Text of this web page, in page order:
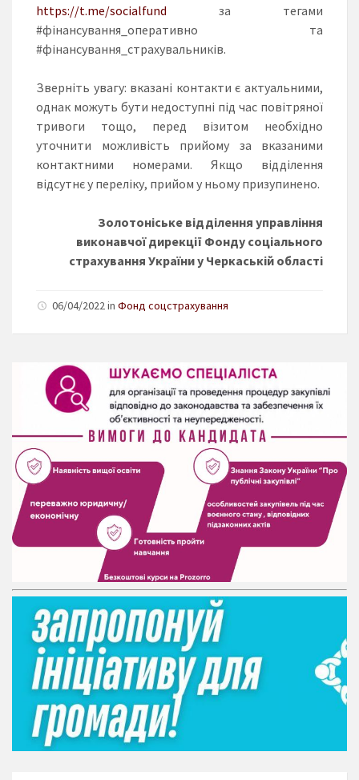
https://t.me/socialfund за тегами
#фінансування_оперативно та
#фінансування_страхувальників.
Зверніть увагу: вказані контакти є актуальними,
однак можуть бути недоступні під час повітряної
тривоги тощо, перед візитом необхідно
уточнити можливість прийому за вказаними
контактними номерами. Якщо відділення
відсутнє у переліку, прийом у ньому призупинено.
Золотоніське відділення управління
виконавчої дирекції Фонду соціального
страхування України у Черкаській області
06/04/2022 in Фонд соцстрахування